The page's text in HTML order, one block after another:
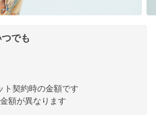
でも
ト契約時の金額です
額が異なります